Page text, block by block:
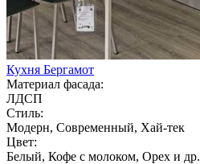
Кухня Бергамот
Материал фасада:
ЛДСП
Стиль:
Модерн, Современный, Хай-тек
Цвет:
Белый, Кофе с молоком, Орех и др.